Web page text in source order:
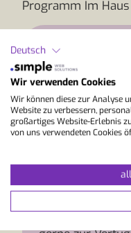
Programm Im
Info und
Hast du Fragen
der Anreise
Deutsch
Wir verwenden Cookies
Wir können diese zur Analyse
Website zu verbessern,
großartiges Website-Erlebnis
von uns verwendeten Cookies